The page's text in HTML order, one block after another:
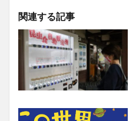
関連する記事